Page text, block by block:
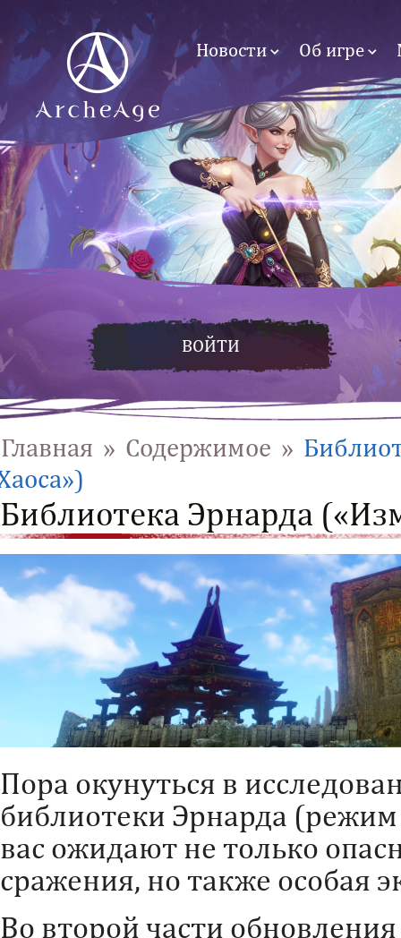
Новости Об игре
ВОЙТИ
Главная » Cодержимое »
Библиотека Эрнарда
Пора окунуться в
библиотеки Эрнарда
вас ожидают не только
сражения, но также особая
Во второй части